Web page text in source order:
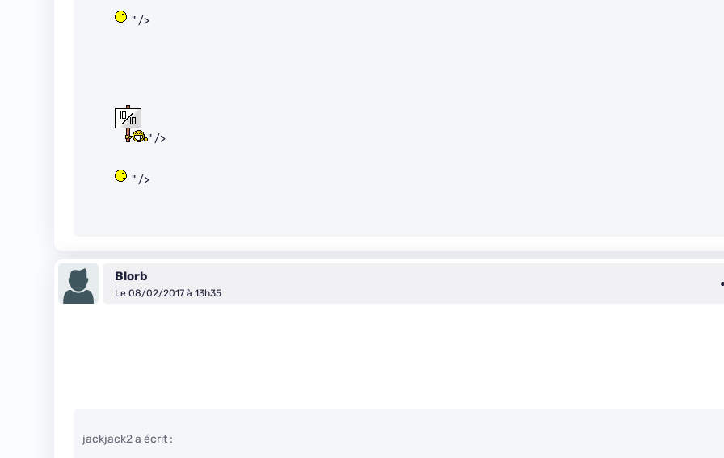
" />
" />
" />
Blorb
Le 08/02/2017 à 13h35
jackjack2 a écrit :